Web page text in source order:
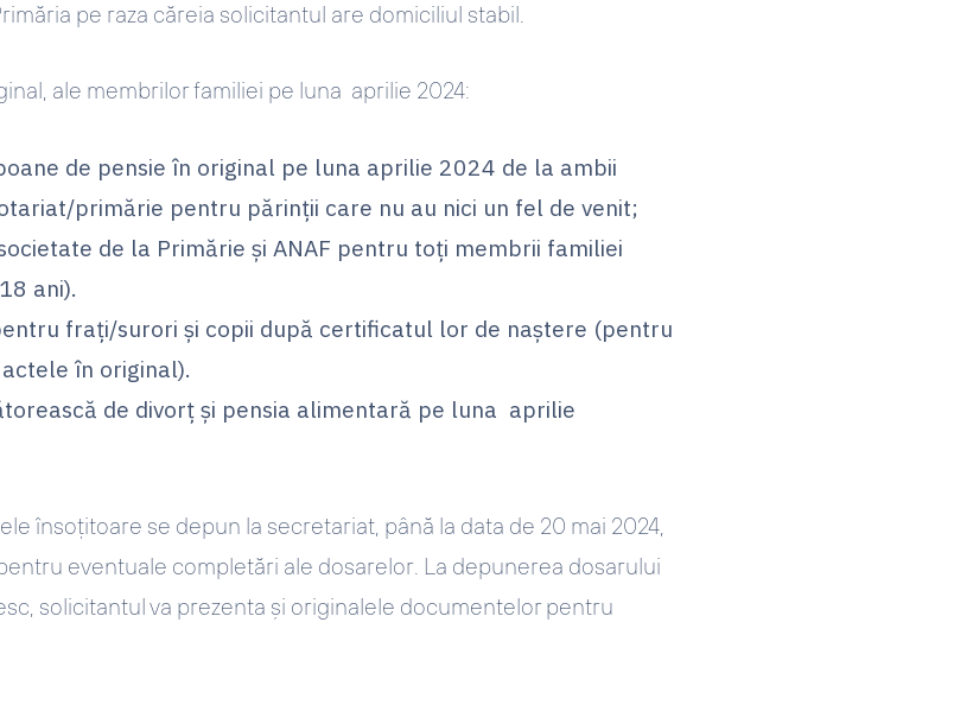
pe raza căreia solicitantul are domiciliul stabil.
ale membrilor familiei pe luna aprilie 2024:
de pensie în original pe luna aprilie 2024 de la ambii
primărie pentru părinţii care nu au nici un fel de venit;
de la Primărie şi ANAF pentru toți membrii familiei
ani).
fraţi/surori şi copii după certificatul lor de naştere (pentru
în original).
de divorţ şi pensia alimentară pe luna aprilie
însoțitoare se depun la secretariat, până la data de 20 mai 2024,
eventuale completări ale dosarelor. La depunerea dosarului
solicitantul va prezenta și originalele documentelor pentru